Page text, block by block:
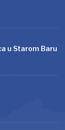
u Starom Baru